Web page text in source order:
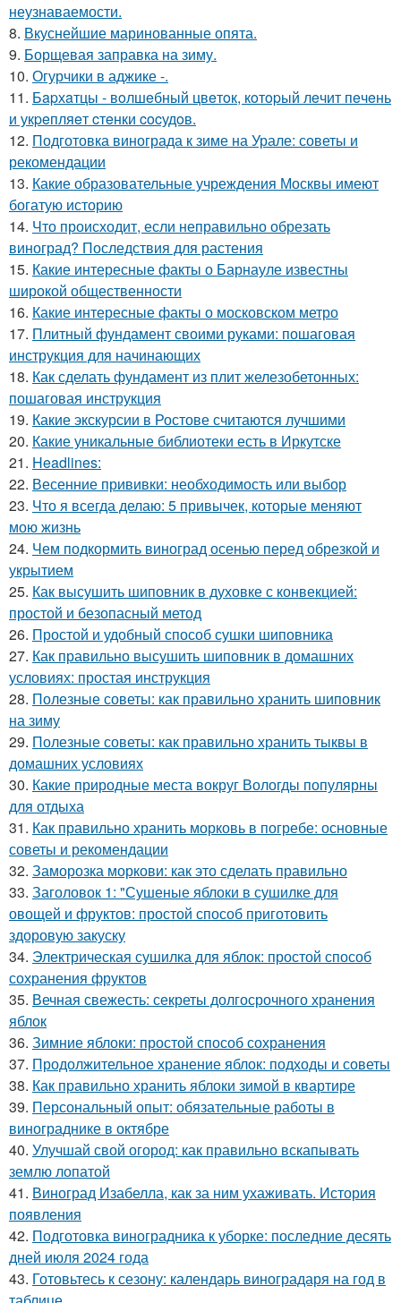
неузнаваемости.
8. Вкуснейшие маринованные опята.
9. Борщевая заправка на зиму.
10. Огурчики в аджике -.
11. Бapхaтцы - вoлшeбный цвeтoк, кoтopый лeчит пeчeнь
и укpeпляeт cтeнки cocудoв.
12. Подготовка винограда к зиме на Урале: советы и
рекомендации
13. Какие образовательные учреждения Москвы имеют
богатую историю
14. Что происходит, если неправильно обрезать
виноград? Последствия для растения
15. Какие интересные факты о Барнауле известны
широкой общественности
16. Какие интересные факты о московском метро
17. Плитный фундамент своими руками: пошаговая
инструкция для начинающих
18. Как сделать фундамент из плит железобетонных:
пошаговая инструкция
19. Какие экскурсии в Ростове считаются лучшими
20. Какие уникальные библиотеки есть в Иркутске
21. Headlines:
22. Весенние прививки: необходимость или выбор
23. Что я всегда делаю: 5 привычек, которые меняют
мою жизнь
24. Чем подкормить виноград осенью перед обрезкой и
укрытием
25. Как высушить шиповник в духовке с конвекцией:
простой и безопасный метод
26. Простой и удобный способ сушки шиповника
27. Как правильно высушить шиповник в домашних
условиях: простая инструкция
28. Полезные советы: как правильно хранить шиповник
на зиму
29. Полезные советы: как правильно хранить тыквы в
домашних условиях
30. Какие природные места вокруг Вологды популярны
для отдыха
31. Как правильно хранить морковь в погребе: основные
советы и рекомендации
32. Заморозка моркови: как это сделать правильно
33. Заголовок 1: "Сушеные яблоки в сушилке для
овощей и фруктов: простой способ приготовить
здоровую закуску
34. Электрическая сушилка для яблок: простой способ
сохранения фруктов
35. Вечная свежесть: секреты долгосрочного хранения
яблок
36. Зимние яблоки: простой способ сохранения
37. Продолжительное хранение яблок: подходы и советы
38. Как правильно хранить яблоки зимой в квартире
39. Персональный опыт: обязательные работы в
винограднике в октябре
40. Улучшай свой огород: как правильно вскапывать
землю лопатой
41. Виноград Изабелла, как за ним ухаживать. История
появления
42. Подготовка виноградника к уборке: последние десять
дней июля 2024 года
43. Готовьтесь к сезону: календарь виноградаря на год в